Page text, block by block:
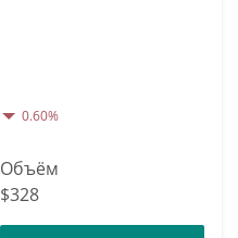
0.60%
Объём
$328